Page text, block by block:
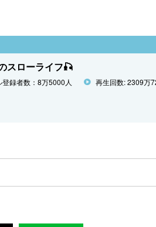
スローライフ‪🎣‬
録者数：8万5000人 再生回数: 2309万